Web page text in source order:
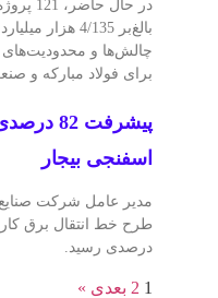
در
بالغ‌بر 4/135
چالش‌ها و محدودیت‌های
برای فولاد مبارکه و
پیشرفت
اسفنجی بیجار
مدیر عامل شرکت صنایع
درصدی رسید.
1
2 بعدی »